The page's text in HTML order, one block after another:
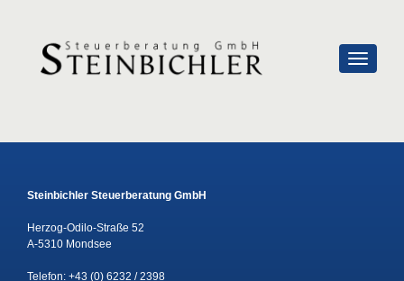
Steinbichler Steuerberatung GmbH
Herzog-Odilo-Straße 52
A-5310 Mondsee
Telefon: +43 (0) 6232 / 2398